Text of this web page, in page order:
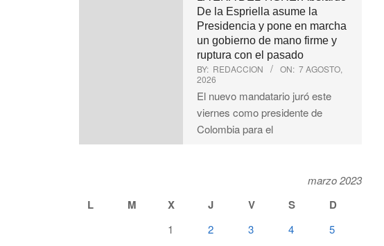
De la Espriella asume la
Presidencia y pone en marcha
un gobierno de mano firme y
ruptura con el pasado
BY: REDACCION ON: 7 AGOSTO,
2026
El nuevo mandatario juró este
viernes como presidente de
Colombia para el
marzo 2023
L M X J V S D
1 2 3 4
5